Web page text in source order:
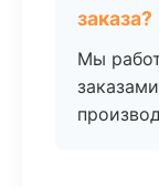
заказа?
Мы